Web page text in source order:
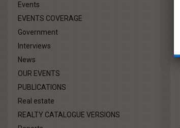
Events
EVENTS COVERAGE
Government
Interviews
News
OUR EVENTS
PUBLICATIONS
Real estate
REALTY CATALOGUE VERSIONS